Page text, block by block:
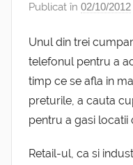
Publicat în 02/10/2012
Unul din trei
telefonul pentru a
timp ce se afla in
preturile, a cauta
pentru a gasi locatii
Retail-ul, ca si